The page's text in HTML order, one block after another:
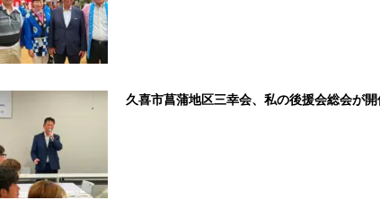
久喜市菖蒲地区三幸会、私の後援会総会が開